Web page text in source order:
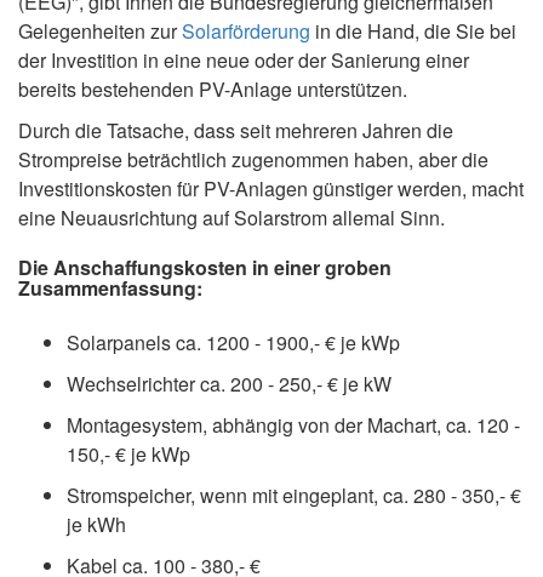
Gelegenheiten zurSolarförderung in die Hand, die Sie bei
der Investition in eine neue oder der Sanierung einer
bereits bestehenden PV-Anlage unterstützen.
Durch die Tatsache, dass seit mehreren Jahren die
Strompreise beträchtlich zugenommen haben, aber die
Investitionskosten für PV-Anlagen günstiger werden, macht
eine Neuausrichtung auf Solarstrom allemal Sinn.
Die Anschaffungskosten in einer groben
Zusammenfassung:
Solarpanels ca. 1200 - 1900,- € je kWp
Wechselrichter ca. 200 - 250,- € je kW
Montagesystem, abhängig von der Machart, ca. 120 -
150,- € je kWp
Stromspeicher, wenn mit eingeplant, ca. 280 - 350,- €
je kWh
Kabel ca. 100 - 380,- €